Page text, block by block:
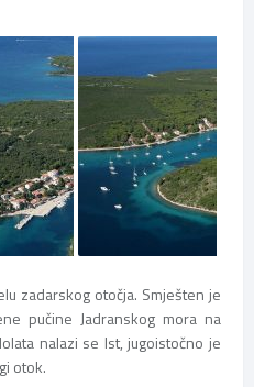
zadarskog otočja. Smješten je
pučine Jadranskog mora na
nalazi se Ist, jugoistočno je
otok.